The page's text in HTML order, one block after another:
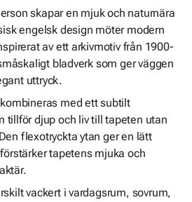
skapar en mjuk och naturnära
engelsk design möter modern
av ett arkivmotiv från 1900-
bladverk som ger väggen
uttryck.
med ett subtilt
tillför djup och liv till tapeten utan
flexotryckta ytan ger en lätt
tapetens mjuka och
vackert i vardagsrum, sovrum,